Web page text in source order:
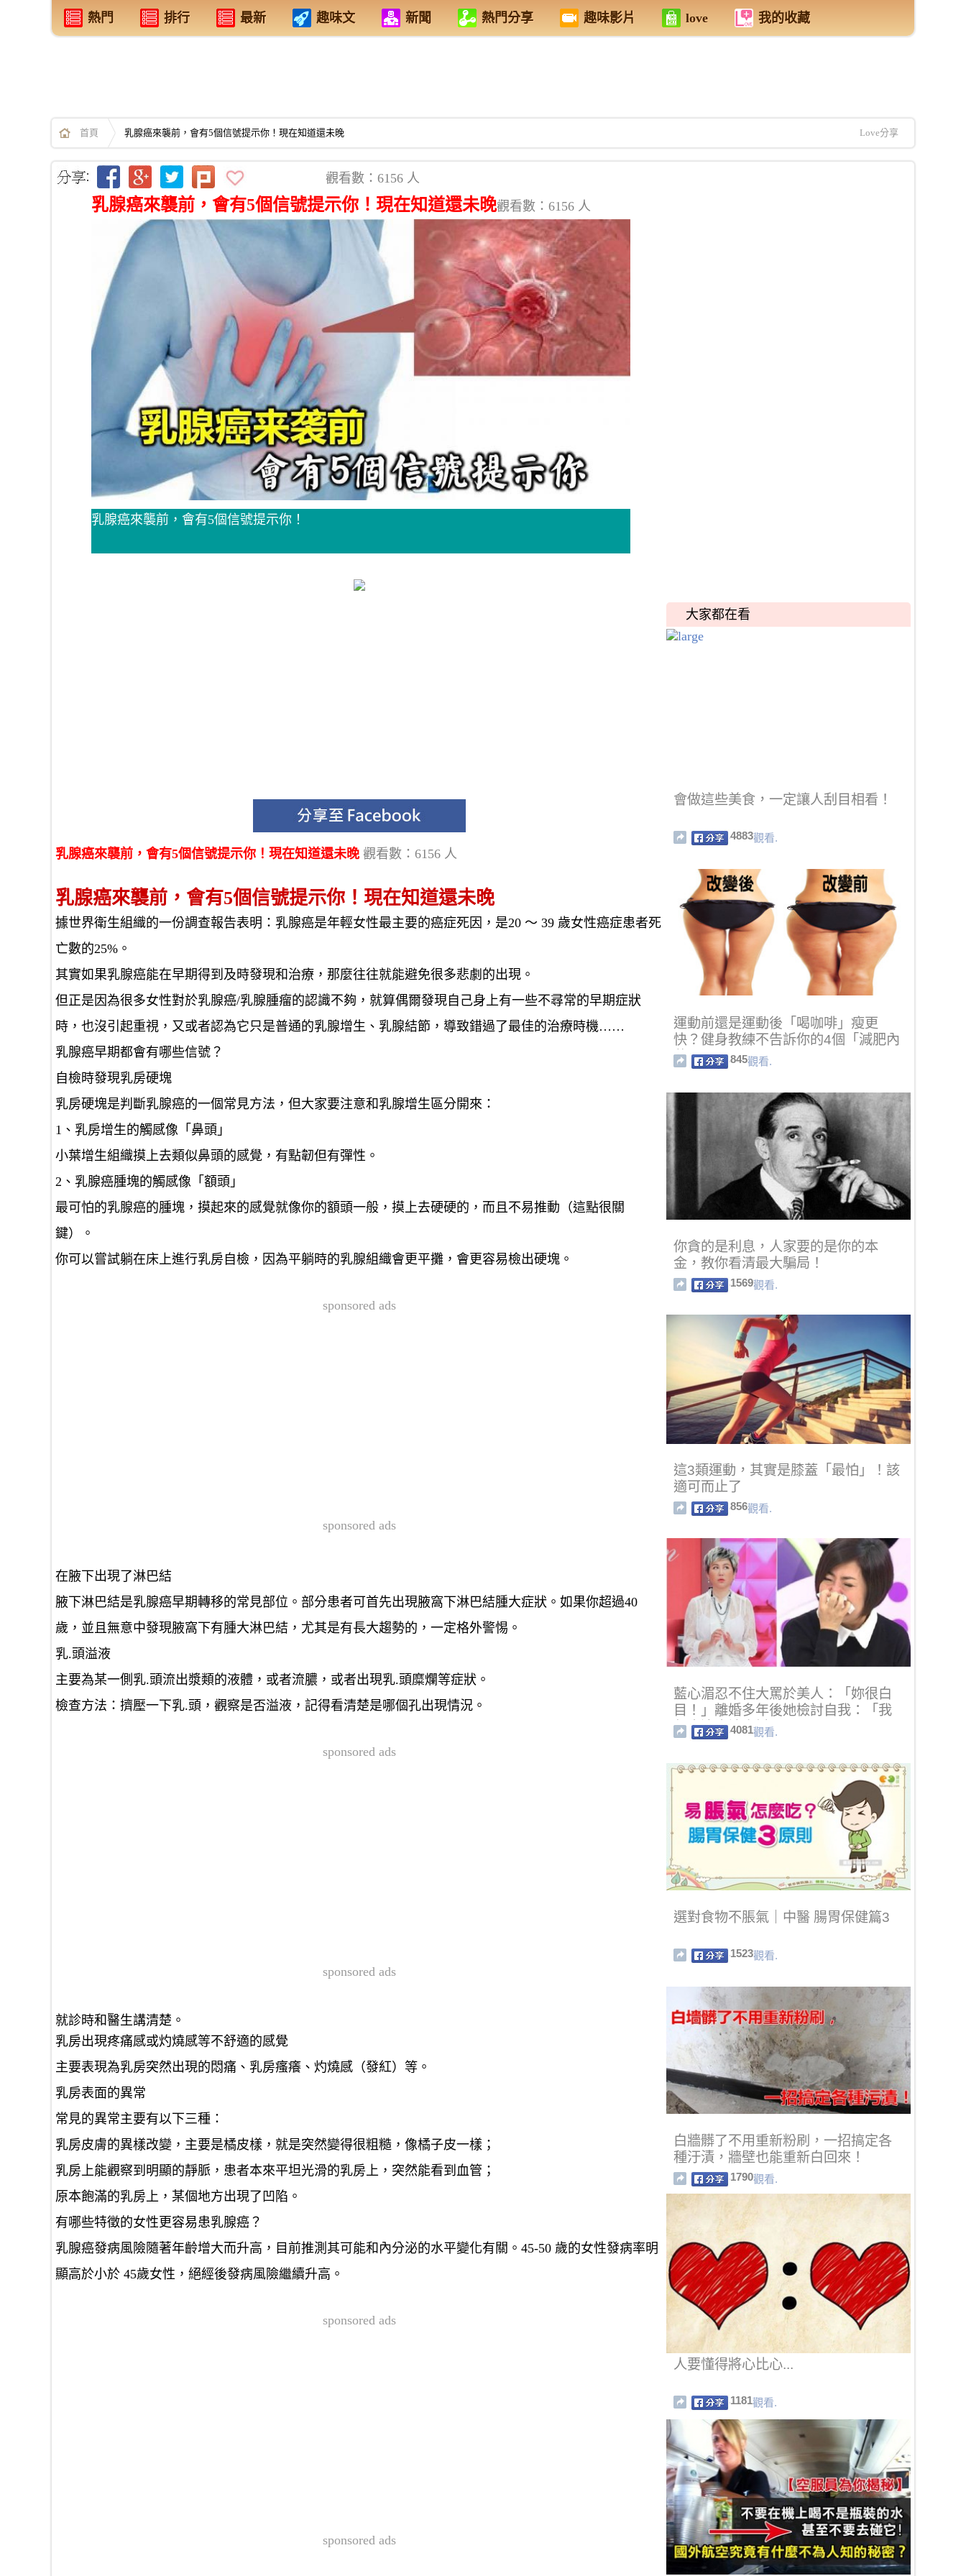
熱門 排行 最新 趣味文 新聞 熱門分享 趣味影片 love 我的收藏
首頁 乳腺癌來襲前，會有5個信號提示你！現在知道還未晚 Love分享
觀看數：6156 人
乳腺癌來襲前，會有5個信號提示你！現在知道還未晚觀看數：6156 人
乳腺癌來襲前，會有5個信號提示你！
乳腺癌來襲前，會有5個信號提示你！現在知道還未晚 觀看數：6156 人
乳腺癌來襲前，會有5個信號提示你！現在知道還未晚
據世界衛生組織的一份調查報告表明：乳腺癌是年輕女性最主要的癌症死因，是20 ～ 39 歲女性癌症患者死
亡數的25%。
其實如果乳腺癌能在早期得到及時發現和治療，那麼往往就能避免很多悲劇的出現。
但正是因為很多女性對於乳腺癌/乳腺腫瘤的認識不夠，就算偶爾發現自己身上有一些不尋常的早期症狀
時，也沒引起重視，又或者認為它只是普通的乳腺增生、乳腺結節，導致錯過了最佳的治療時機……
乳腺癌早期都會有哪些信號？
自檢時發現乳房硬塊
乳房硬塊是判斷乳腺癌的一個常見方法，但大家要注意和乳腺增生區分開來：
1、乳房增生的觸感像「鼻頭」
小葉增生組織摸上去類似鼻頭的感覺，有點韌但有彈性。
2、乳腺癌腫塊的觸感像「額頭」
最可怕的乳腺癌的腫塊，摸起來的感覺就像你的額頭一般，摸上去硬硬的，而且不易推動（這點很關
鍵）。
你可以嘗試躺在床上進行乳房自檢，因為平躺時的乳腺組織會更平攤，會更容易檢出硬塊。
sponsored ads
sponsored ads
在腋下出現了淋巴結
腋下淋巴結是乳腺癌早期轉移的常見部位。部分患者可首先出現腋窩下淋巴結腫大症狀。如果你超過40
歲，並且無意中發現腋窩下有腫大淋巴結，尤其是有長大趨勢的，一定格外警惕。
乳.頭溢液
主要為某一側乳.頭流出漿類的液體，或者流膿，或者出現乳.頭糜爛等症狀。
檢查方法：擠壓一下乳.頭，觀察是否溢液，記得看清楚是哪個孔出現情況。
sponsored ads
sponsored ads
就診時和醫生講清楚。
乳房出現疼痛感或灼燒感等不舒適的感覺
主要表現為乳房突然出現的悶痛、乳房瘙癢、灼燒感（發紅）等。
乳房表面的異常
常見的異常主要有以下三種：
乳房皮膚的異樣改變，主要是橘皮樣，就是突然變得很粗糙，像橘子皮一樣；
乳房上能觀察到明顯的靜脈，患者本來平坦光滑的乳房上，突然能看到血管；
原本飽滿的乳房上，某個地方出現了凹陷。
有哪些特徵的女性更容易患乳腺癌？
乳腺癌發病風險隨著年齡增大而升高，目前推測其可能和內分泌的水平變化有關。45-50 歲的女性發病率明
顯高於小於 45歲女性，絕經後發病風險繼續升高。
sponsored ads
sponsored ads
大家都在看
會做這些美食，一定讓人刮目相看！
4883觀看.
運動前還是運動後「喝咖啡」瘦更
快？健身教練不告訴你的4個「減肥內
幕」
845觀看.
你貪的是利息，人家要的是你的本
金，教你看清最大騙局！
1569觀看.
這3類運動，其實是膝蓋「最怕」！該
適可而止了
856觀看.
藍心湄忍不住大罵於美人：「妳很白
目！」離婚多年後她檢討自我：「我
怎麼這麼讓人討厭？！」
4081觀看.
選對食物不脹氣｜中醫 腸胃保健篇3
1523觀看.
白牆髒了不用重新粉刷，一招搞定各
種汙漬，牆壁也能重新白回來！
1790觀看.
人要懂得將心比心...
1181觀看.